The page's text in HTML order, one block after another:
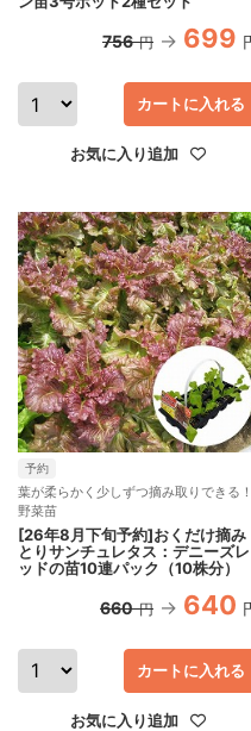
756 円 699
お気に入り追加
カートに入れる
予約
葉が柔らかく少しずつ摘み取りできる！
野菜苗
[26年8月下旬予約]おくだけ摘み
とりサンチュレタス：デニーズレ
ッドの苗10連パック（10株分）
660 円 640
お気に入り追加
カートに入れる